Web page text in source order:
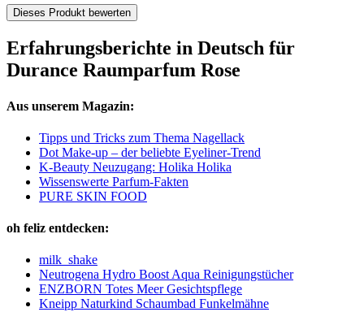
Dieses Produkt bewerten
Erfahrungsberichte in Deutsch für
Durance Raumparfum Rose
Aus unserem Magazin:
Tipps und Tricks zum Thema Nagellack
Dot Make-up – der beliebte Eyeliner-Trend
K-Beauty Neuzugang: Holika Holika
Wissenswerte Parfum-Fakten
PURE SKIN FOOD
oh feliz entdecken:
milk_shake
Neutrogena Hydro Boost Aqua Reinigungstücher
ENZBORN Totes Meer Gesichtspflege
Kneipp Naturkind Schaumbad Funkelmähne